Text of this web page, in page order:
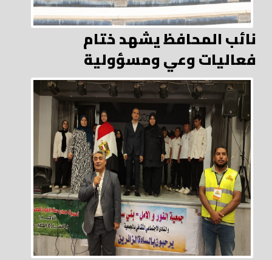
نائب المحافظ يشهد ختام
فعاليات وعي ومسؤولية